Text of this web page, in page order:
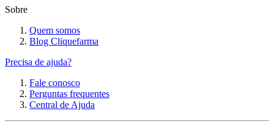
Sobre
Quem somos
Blog Cliquefarma
Precisa de ajuda?
Fale conosco
Perguntas frequentes
Central de Ajuda